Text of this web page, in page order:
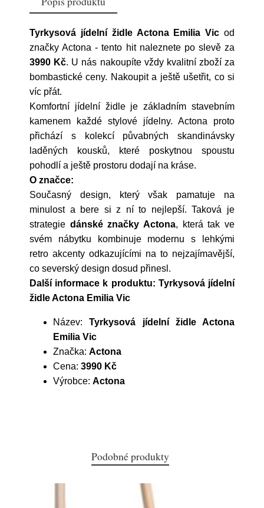
Tyrkysová jídelní židle Actona Emilia Vic od
značkyActona - tento hit naleznete po slevě za
3990 Kč. U nás nakoupíte vždy kvalitní zboží za
bombastické ceny. Nakoupit a ještě ušetřit, co si
víc přát.
Komfortní jídelní židle je základním stavebním
kamenem každé stylové jídelny. Actona proto
přichází s kolekcí půvabných skandinávsky
laděných kousků, které poskytnou spoustu
pohodlí a ještě prostoru dodají na kráse.
O značce:
Současný design, který však pamatuje na
minulost a bere si z ní to nejlepší. Taková je
strategie dánské značky Actona, která tak ve
svém nábytku kombinuje modernu s lehkými
retro akcenty odkazujícími na to nejzajímavější,
co severský design dosud přinesl.
Další informace k produktu: Tyrkysová jídelní
židle Actona Emilia Vic
Název:Tyrkysová jídelní židle Actona
Emilia Vic
Značka: Actona
Cena: 3990 Kč
Výrobce: Actona
Podobné produkty